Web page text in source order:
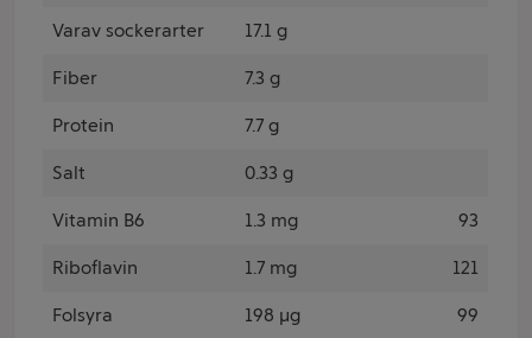
Varav sockerarter 17.1 g
Fiber 7.3 g
Protein 7.7 g
Salt 0.33 g
Vitamin B6 1.3 mg 93
Riboflavin 1.7 mg 121
Folsyra 198 µg 99